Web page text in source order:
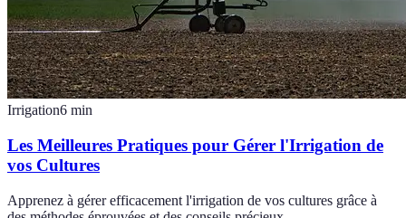
Irrigation6 min
Les Meilleures Pratiques pour Gérer l'Irrigation de
vos Cultures
Apprenez à gérer efficacement l'irrigation de vos cultures grâce à